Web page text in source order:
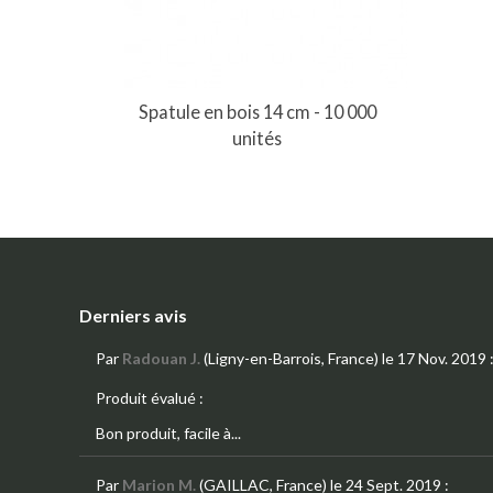
Spatule en bois 14 cm - 10 000
unités
Derniers avis
Par Radouan J.(Ligny-en-Barrois, France) le 17 Nov. 2019 :
Produit évalué :
Bon produit, facile à...
Par Marion M.(GAILLAC, France) le 24 Sept. 2019 :